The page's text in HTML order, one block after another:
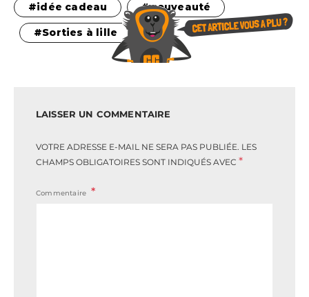
idée cadeau nouveauté
Sorties à lille
LAISSER UN COMMENTAIRE
VOTRE ADRESSE E-MAIL NE SERA PAS PUBLIÉE. LES
CHAMPS OBLIGATOIRES SONT INDIQUÉS AVEC *
Commentaire